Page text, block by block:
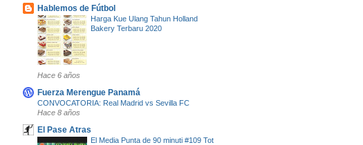
Hablemos de Fútbol
Harga Kue Ulang Tahun Holland
Bakery Terbaru 2020
Hace 6 años
Fuerza Merengue Panamá
CONVOCATORIA: Real Madrid vs Sevilla FC
Hace 8 años
El Pase Atras
El Media Punta de 90 minuti #109 Tot